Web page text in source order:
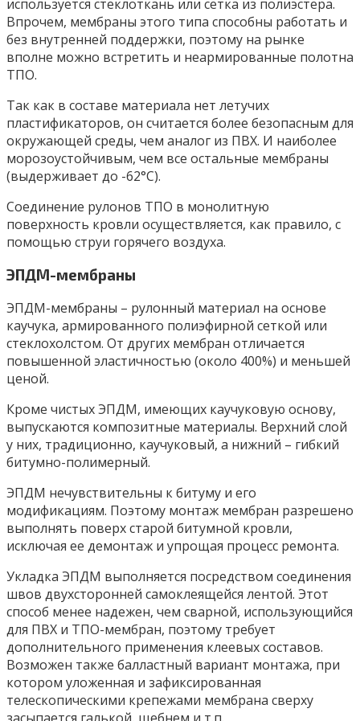
используется стеклоткань или сетка из полиэстера.
Впрочем, мембраны этого типа способны работать и
без внутренней поддержки, поэтому на рынке
вполне можно встретить и неармированные полотна
ТПО.
Так как в составе материала нет летучих
пластификаторов, он считается более безопасным для
окружающей среды, чем аналог из ПВХ. И наиболее
морозоустойчивым, чем все остальные мембраны
(выдерживает до -62°C).
Соединение рулонов ТПО в монолитную
поверхность кровли осуществляется, как правило, с
помощью струи горячего воздуха.
ЭПДМ-мембраны
ЭПДМ-мембраны – рулонный материал на основе
каучука, армированного полиэфирной сеткой или
стеклохолстом. От других мембран отличается
повышенной эластичностью (около 400%) и меньшей
ценой.
Кроме чистых ЭПДМ, имеющих каучуковую основу,
выпускаются композитные материалы. Верхний слой
у них, традиционно, каучуковый, а нижний – гибкий
битумно-полимерный.
ЭПДМ нечувствительны к битуму и его
модификациям. Поэтому монтаж мембран разрешено
выполнять поверх старой битумной кровли,
исключая ее демонтаж и упрощая процесс ремонта.
Укладка ЭПДМ выполняется посредством соединения
швов двухсторонней самоклеящейся лентой. Этот
способ менее надежен, чем сварной, использующийся
для ПВХ и ТПО-мембран, поэтому требует
дополнительного применения клеевых составов.
Возможен также балластный вариант монтажа, при
котором уложенная и зафиксированная
телескопическими крепежами мембрана сверху